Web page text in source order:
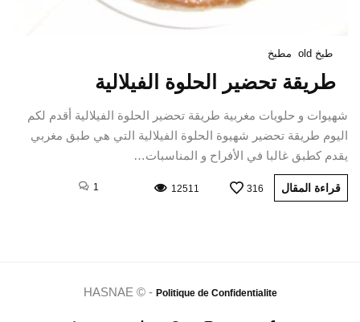
طبخ old مطبخ
طريقة تحضير الحلوة الفيلالية
شهيوات و حلويات مغربية طريقة تحضير الحلوة الفيلالية أقدم لكم
اليوم طريقة تحضير شهيوة الحلوة الفيلالية التي هي طبق مغربي
يقدم كطبق غالبا في الأفراح و المناسبات…
قراءة المقال 316
12511
1
HASNAE © - Politique de Confidentialite